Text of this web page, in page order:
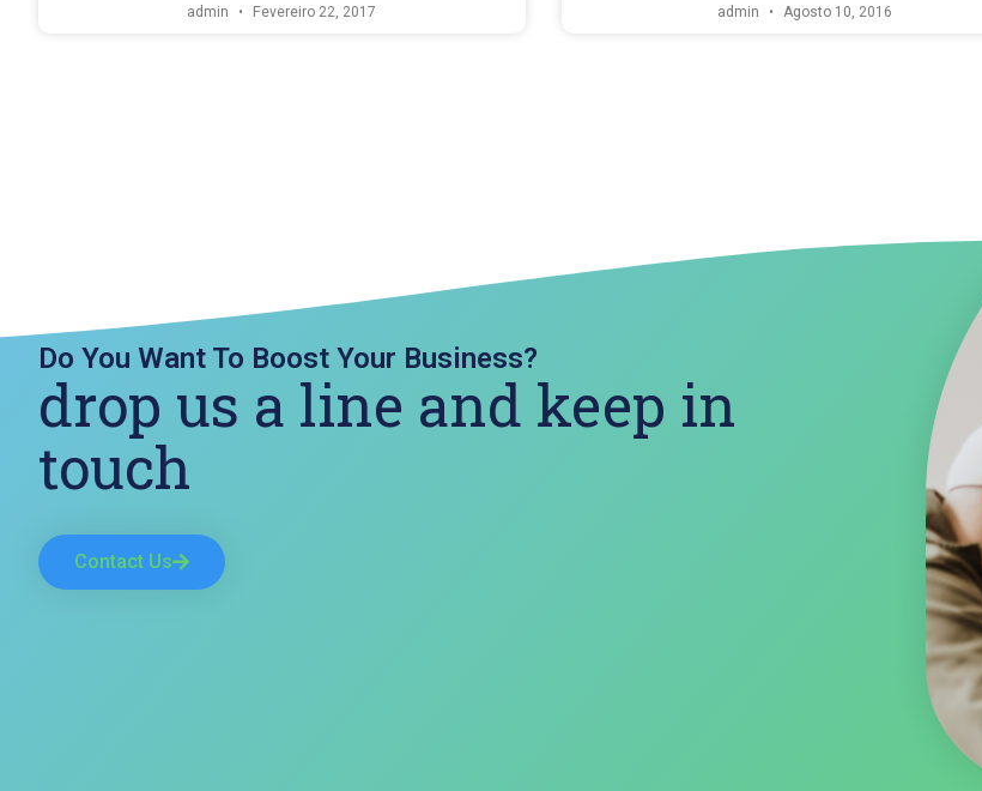
admin Fevereiro 22, 2017 admin Agosto 10, 2016
Do You Want To Boost Your Business?
drop us a line and keep in
touch
Contact Us